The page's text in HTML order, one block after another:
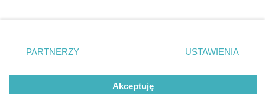
Gliwice
zmienić/wycofać klikając przycisk ustawień prywatności
znajdujący się w lewym dolnym rogu strony
rodzaje przetwarzania danych nie wymagają zgody
użytkownika, ale masz prawo sprzeciwić się takiemu
PARTNERZY USTAWIENIA
Akceptuję